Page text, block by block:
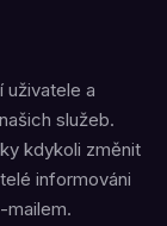
uživatele a
služeb.
kdykoli změnit
informováni